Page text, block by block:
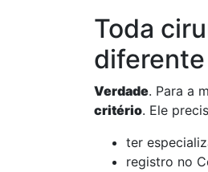
Toda
diferente
Verdade. Para a
critério. Ele
ter
registro no